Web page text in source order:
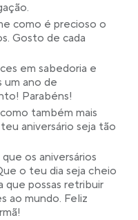
como é precioso o
Gosto de cada
em sabedoria e
um ano de
Parabéns!
também mais
aniversário seja tão
os aniversários
o teu dia seja cheio
que possas retribuir
ao mundo. Feliz